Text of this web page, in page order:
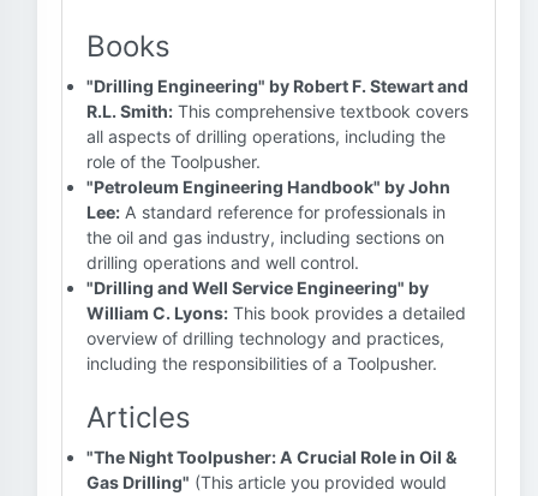
Books
"Drilling Engineering" by Robert F. Stewart and
R.L. Smith: This comprehensive textbook covers
all aspects of drilling operations, including the
role of the Toolpusher.
"Petroleum Engineering Handbook" by John
Lee: A standard reference for professionals in
the oil and gas industry, including sections on
drilling operations and well control.
"Drilling and Well Service Engineering" by
William C. Lyons: This book provides a detailed
overview of drilling technology and practices,
including the responsibilities of a Toolpusher.
Articles
"The Night Toolpusher: A Crucial Role in Oil &
Gas Drilling" (This article you provided would